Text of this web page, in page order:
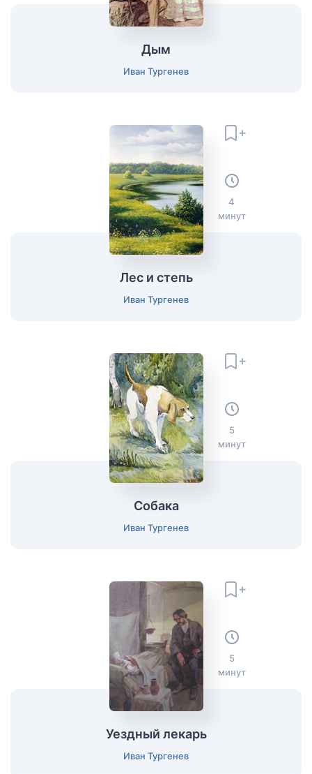
Дым
Иван Тургенев
4
минут
Лес и степь
Иван Тургенев
5
минут
Собака
Иван Тургенев
5
минут
Уездный лекарь
Иван Тургенев